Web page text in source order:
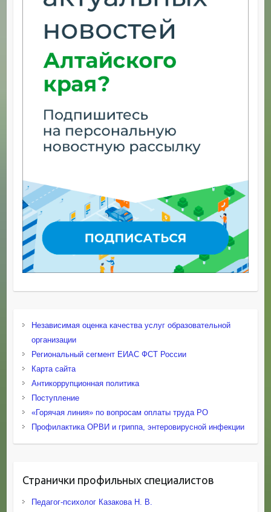
Независимая оценка качества услуг образовательной
организации
Региональный сегмент ЕИАС ФСТ России
Карта сайта
Антикоррупционная политика
Поступление
«Горячая линия» по вопросам оплаты труда РО
Профилактика ОРВИ и гриппа, энтеровирусной инфекции
Странички профильных специалистов
Педагог-психолог Казакова Н. В.